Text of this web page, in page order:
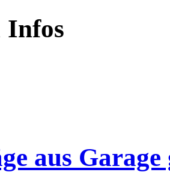
Infos
aus Garage